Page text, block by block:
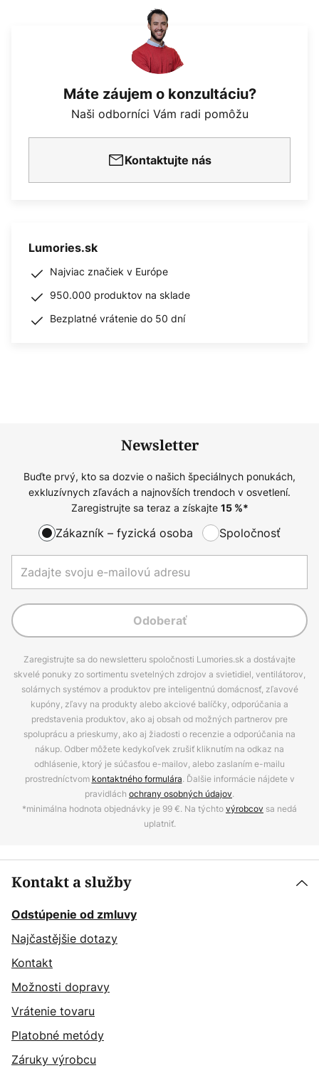
Máte záujem o konzultáciu?
Naši odborníci Vám radi pomôžu
Kontaktujte nás
Lumories.sk
Najviac značiek v Európe
950.000 produktov na sklade
Bezplatné vrátenie do 50 dní
Newsletter
Buďte prvý, kto sa dozvie o našich špeciálnych ponukách,
exkluzívnych zľavách a najnovších trendoch v osvetlení.
Zaregistrujte sa teraz a získajte 15%*
Zákazník – fyzická osoba Spoločnosť
Odoberať
Zaregistrujte sa do newsletteru spoločnosti Lumories.sk a dostávajte
skvelé ponuky zo sortimentu svetelných zdrojov a svietidiel, ventilátorov,
solárnych systémov a produktov pre inteligentnú domácnosť, zľavové
kupóny, zľavy na produkty alebo akciové balíčky, odporúčania a
predstavenia produktov, ako aj obsah od možných partnerov pre
spoluprácu a prieskumy, ako aj žiadosti o recenzie a odporúčania na
nákup. Odber môžete kedykoľvek zrušiť kliknutím na odkaz na
odhlásenie, ktorý je súčasťou e-mailov, alebo zaslaním e-mailu
prostredníctvom kontaktného formulára. Ďalšie informácie nájdete v
pravidlách ochrany osobných údajov.
*minimálna hodnota objednávky je 99 €. Na týchtovýrobcov sa nedá
uplatniť.
Kontakt a služby
Odstúpenie od zmluvy
Najčastějšie dotazy
Kontakt
Možnosti dopravy
Vrátenie tovaru
Platobné metódy
Záruky výrobcu